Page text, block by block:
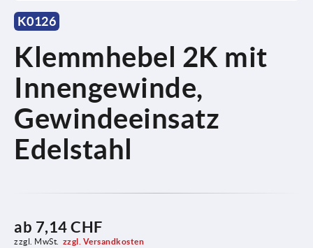
K0126
Klemmhebel 2K mit
Innengewinde,
Gewindeeinsatz
Edelstahl
ab 7,14 CHF
zzgl. MwSt. zzgl. Versandkosten